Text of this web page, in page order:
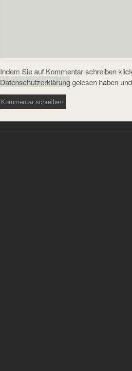
Indem Sie auf Kommentar schreiben
Datenschutzerklärunggelesen haben